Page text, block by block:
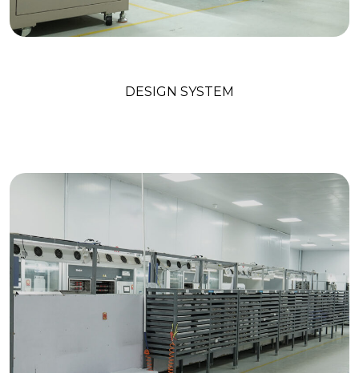
DESIGN SYSTEM